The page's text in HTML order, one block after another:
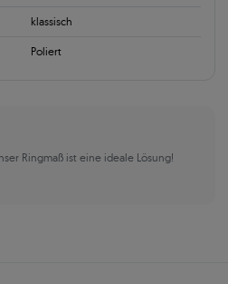
klassisch
Poliert
Ringmaß ist eine ideale Lösung!